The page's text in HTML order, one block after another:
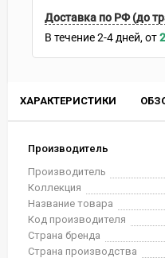
ХАРАКТЕРИСТИКИ
Производитель
Производитель
Коллекция
Название товара
Код производителя
Страна бренда
Страна производства
Доставка по РФ (до
В течение2-4 дней